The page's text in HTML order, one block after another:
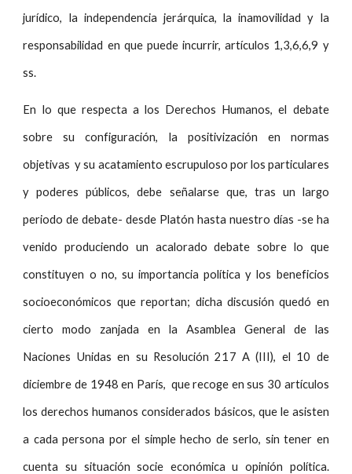
jurídico, la independencia jerárquica, la inamovilidad y la
responsabilidad en que puede incurrir, artículos 1,3,6,6,9 y
ss.
En lo que respecta a los Derechos Humanos, el debate
sobre su configuración, la positivización en normas
objetivas y su acatamiento escrupuloso por los particulares
y poderes públicos, debe señalarse que, tras un largo
periodo de debate- desde Platón hasta nuestro días -se ha
venido produciendo un acalorado debate sobre lo que
constituyen o no, su importancia política y los beneficios
socioeconómicos que reportan; dicha discusión quedó en
cierto modo zanjada en la Asamblea General de las
Naciones Unidas en su Resolución 217 A (III), el 10 de
diciembre de 1948 en París, que recoge en sus 30 artículos
los derechos humanos considerados básicos, que le asisten
a cada persona por el simple hecho de serlo, sin tener en
cuenta su situación socie económica u opinión política.